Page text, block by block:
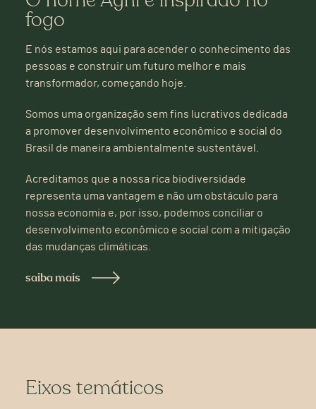
fogo
E nós estamos aqui para acender o conhecimento das
pessoas e construir um futuro melhor e mais
transformador, começando hoje.
Somos uma organização sem fins lucrativos dedicada
a promover desenvolvimento econômico e social do
Brasil de maneira ambientalmente sustentável.
Acreditamos que a nossa rica biodiversidade
representa uma vantagem e não um obstáculo para
nossa economia e, por isso, podemos conciliar o
desenvolvimento econômico e social com a mitigação
das mudanças climáticas.
saiba mais
Eixos temáticos